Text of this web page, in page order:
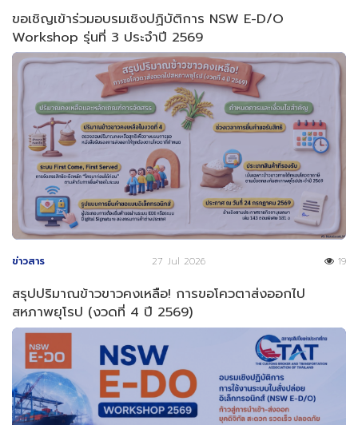
ขอเชิญเข้าร่วมอบรมเชิงปฏิบัติการ NSW E-D/O
Workshop รุ่นที่ 3 ประจำปี 2569
ข่าวสาร 27 Jul 2026 19
สรุปปริมาณข้าวขาวคงเหลือ! การขอโควตาส่งออกไป
สหภาพยุโรป (งวดที่ 4 ปี 2569)